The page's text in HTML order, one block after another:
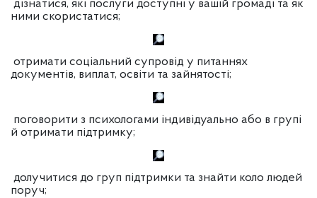
дізнатися, які послуги доступні у вашій громаді та як
ними скористатися;
отримати соціальний супровід у питаннях
документів, виплат, освіти та зайнятості;
поговорити з психологами індивідуально або в групі
й отримати підтримку;
долучитися до груп підтримки та знайти коло людей
поруч;